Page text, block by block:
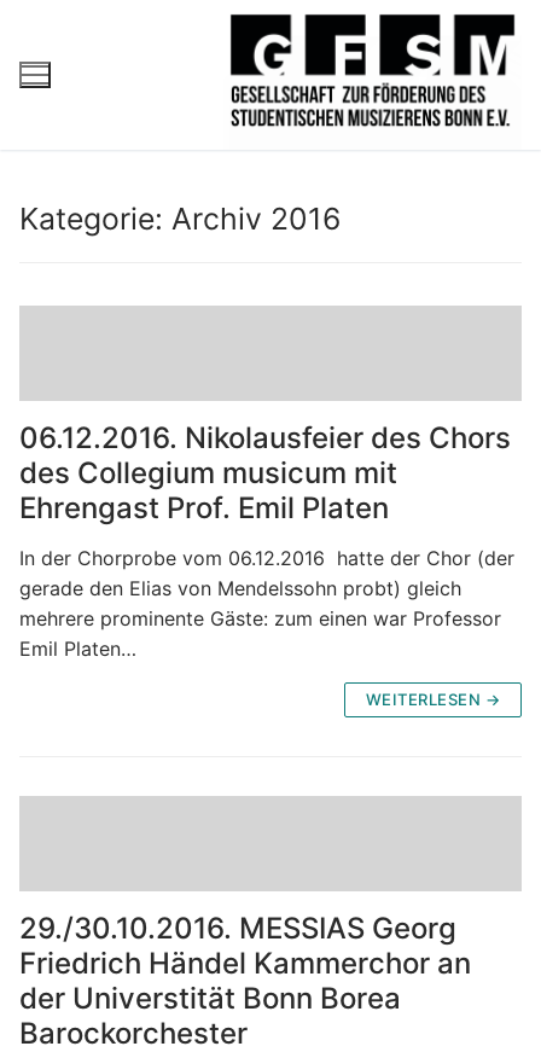
Kategorie: Archiv 2016
06.12.2016. Nikolausfeier des Chors
des Collegium musicum mit
Ehrengast Prof. Emil Platen
In der Chorprobe vom 06.12.2016 hatte der Chor (der
gerade den Elias von Mendelssohn probt) gleich
mehrere prominente Gäste: zum einen war Professor
Emil Platen…
WEITERLESEN →
29./30.10.2016. MESSIAS Georg
Friedrich Händel Kammerchor an
der Universtität Bonn Borea
Barockorchester